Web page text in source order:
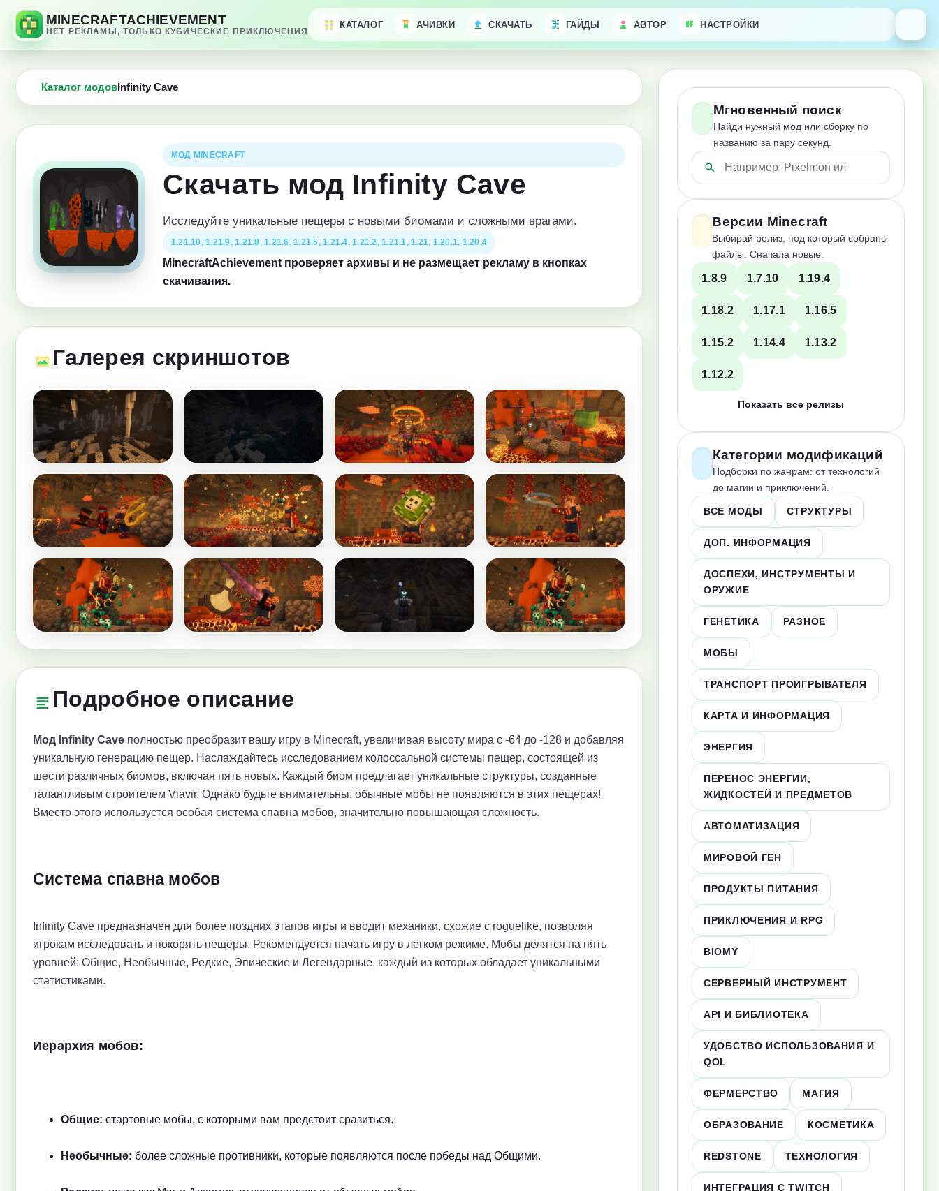
MINECRAFTACHIEVEMENT
НЕТ РЕКЛАМЫ, ТОЛЬКО КУБИЧЕСКИЕ ПРИКЛЮЧЕНИЯ
КАТАЛОГ АЧИВКИ СКАЧАТЬ ГАЙДЫ АВТОР НАСТРОЙКИ
Каталог модов Infinity Cave
МОД MINECRAFT
Скачать мод Infinity Cave
Исследуйте уникальные пещеры с новыми биомами и сложными врагами.
1.21.10, 1.21.9, 1.21.8, 1.21.6, 1.21.5, 1.21.4, 1.21.2, 1.21.1, 1.21, 1.20.1, 1.20.4
MinecraftAchievement проверяет архивы и не размещает рекламу в кнопках
скачивания.
Галерея скриншотов
Подробное описание
Мод Infinity Cave полностью преобразит вашу игру в Minecraft, увеличивая высоту мира с -64 до -128 и добавляя
уникальную генерацию пещер. Наслаждайтесь исследованием колоссальной системы пещер, состоящей из
шести различных биомов, включая пять новых. Каждый биом предлагает уникальные структуры, созданные
талантливым строителем Viavir. Однако будьте внимательны: обычные мобы не появляются в этих пещерах!
Вместо этого используется особая система спавна мобов, значительно повышающая сложность.
Система спавна мобов
Infinity Cave предназначен для более поздних этапов игры и вводит механики, схожие с roguelike, позволяя
игрокам исследовать и покорять пещеры. Рекомендуется начать игру в легком режиме. Мобы делятся на пять
уровней: Общие, Необычные, Редкие, Эпические и Легендарные, каждый из которых обладает уникальными
статистиками.
Иерархия мобов:
Общие: стартовые мобы, с которыми вам предстоит сразиться.
Необычные: более сложные противники, которые появляются после победы над Общими.
Мгновенный поиск
Найди нужный мод или сборку по
названию за пару секунд.
Версии Minecraft
Выбирай релиз, под который собраны
файлы. Сначала новые.
1.8.9 1.7.10 1.19.4
1.18.2 1.17.1 1.16.5
1.15.2 1.14.4 1.13.2
1.12.2
Показать все релизы
Категории модификаций
Подборки по жанрам: от технологий
до магии и приключений.
ВСЕ МОДЫ СТРУКТУРЫ
ДОП. ИНФОРМАЦИЯ
ДОСПЕХИ, ИНСТРУМЕНТЫ И
ОРУЖИЕ
ГЕНЕТИКА РАЗНОЕ
МОБЫ
ТРАНСПОРТ ПРОИГРЫВАТЕЛЯ
КАРТА И ИНФОРМАЦИЯ
ЭНЕРГИЯ
ПЕРЕНОС ЭНЕРГИИ,
ЖИДКОСТЕЙ И ПРЕДМЕТОВ
АВТОМАТИЗАЦИЯ
МИРОВОЙ ГЕН
ПРОДУКТЫ ПИТАНИЯ
ПРИКЛЮЧЕНИЯ И RPG
BIOMY
СЕРВЕРНЫЙ ИНСТРУМЕНТ
API И БИБЛИОТЕКА
УДОБСТВО ИСПОЛЬЗОВАНИЯ И
QOL
ФЕРМЕРСТВО МАГИЯ
ОБРАЗОВАНИЕ КОСМЕТИКА
REDSTONE ТЕХНОЛОГИЯ
ИНТЕГРАЦИЯ С TWITCH